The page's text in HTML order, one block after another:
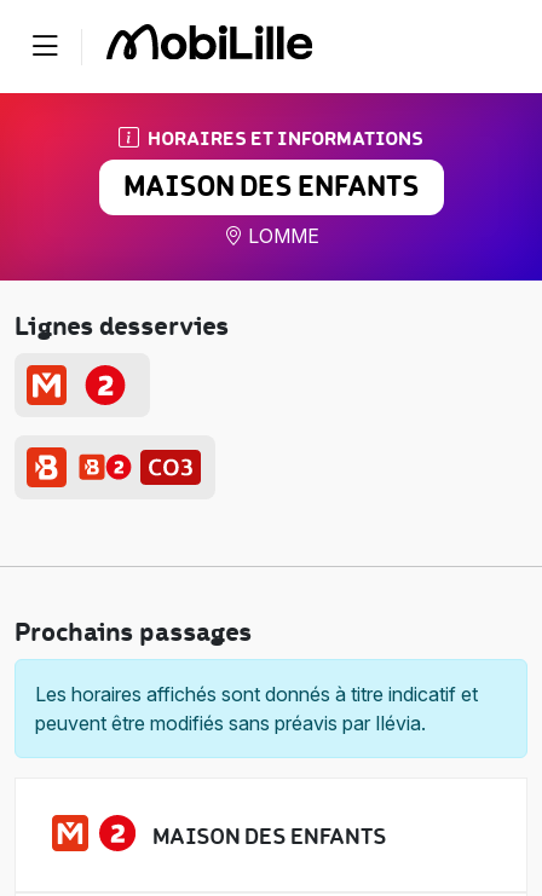
HORAIRES ET INFORMATIONS
MAISON DES ENFANTS
LOMME
Lignes desservies
Prochains passages
Les horaires affichés sont donnés à titre indicatif et
peuvent être modifiés sans préavis par Ilévia.
MAISON DES ENFANTS